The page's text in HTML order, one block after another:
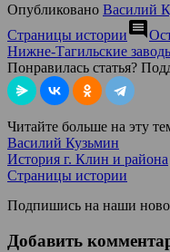
Опубликовано Василий
Страницы историиcomment
Нижне-Тагильские
Понравилась статья?
Читайте больше на эту
Василий Кузьмин
История г. Клин и района
Страницы истории
Подпишись на наши
Добавить